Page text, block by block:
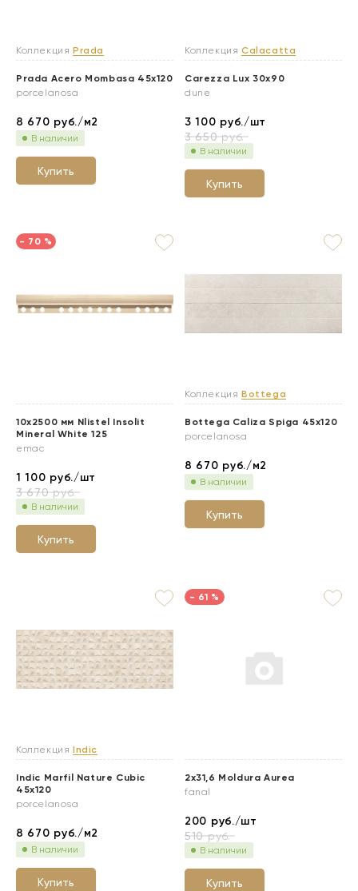
Коллекция Prada
Prada Acero Mombasa 45x120
porcelanosa
8 670 руб./м2
В наличии
Купить
Коллекция Calacatta
Carezza Lux 30x90
dune
3 100 руб./шт
3 650руб.
В наличии
Купить
- 70 %
10x2500 мм Nlistel Insolit
Mineral White 125
emac
1 100 руб./шт
3 670руб.
В наличии
Купить
Коллекция Bottega
Bottega Caliza Spiga 45x120
porcelanosa
8 670 руб./м2
В наличии
Купить
Коллекция Indic
Indic Marfil Nature Cubic
45x120
porcelanosa
8 670 руб./м2
В наличии
Купить
- 61 %
2x31,6 Moldura Aurea
fanal
200 руб./шт
510руб.
В наличии
Купить